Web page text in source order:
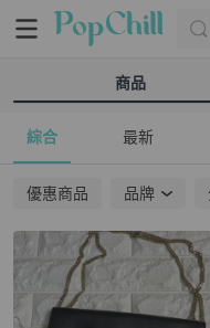
商品
綜合 最新
優惠商品 品牌